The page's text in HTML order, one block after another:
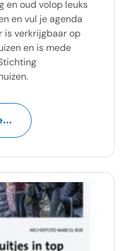
en oud volop leuks
en vul je agenda
is verkrijgbaar op
en is mede